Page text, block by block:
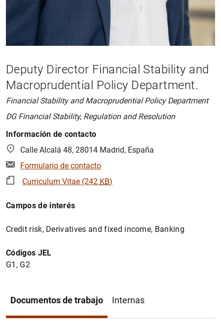
Deputy Director Financial Stability and
Macroprudential Policy Department.
Financial Stability and Macroprudential PolicyDepartment
DG Financial Stability, Regulation and Resolution
Información de contacto
Calle Alcalá 48, 28014 Madrid, España
Formulario de contacto
Curriculum Vitae (242 KB)
Campos de interés
Credit risk, Derivatives and fixed income, Banking
Códigos JEL
G1, G2
Documentos de trabajo Internas